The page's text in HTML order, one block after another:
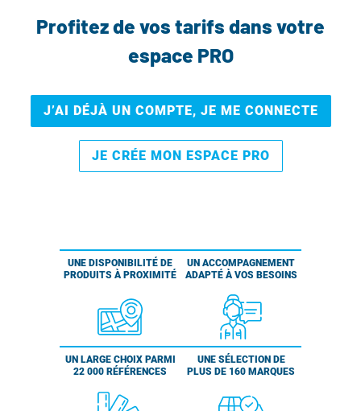
Profitez de vos tarifs dans votre
espace PRO
J’AI DÉJÀ UN COMPTE, JE ME CONNECTE
JE CRÉE MON ESPACE PRO
UNE DISPONIBILITÉ DE
PRODUITS À PROXIMITÉ
UN ACCOMPAGNEMENT
ADAPTÉ À VOS BESOINS
UN LARGE CHOIX PARMI
22 000 RÉFÉRENCES
UNE SÉLECTION DE
PLUS DE 160 MARQUES